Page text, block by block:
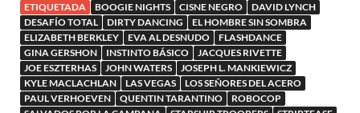
ETIQUETADA BOOGIE NIGHTS CISNE NEGRO
DAVID LYNCH
DESAFÍO TOTAL
DIRTY DANCING
EL HOMBRE SIN SOMBRA
ELIZABETH BERKLEY
EVA AL DESNUDO
FLASHDANCE
GINA GERSHON
INSTINTO BÁSICO
JACQUES RIVETTE
JOE ESZTERHAS
JOHN WATERS
JOSEPH L. MANKIEWICZ
KYLE MACLACHLAN
LAS VEGAS
LOS SEÑORES DEL ACERO
PAUL VERHOEVEN
QUENTIN TARANTINO
ROBOCOP